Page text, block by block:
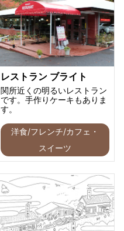
レストラン ブライト
関所近くの明るいレストラン
です。手作りケーキもありま
す。
洋食/フレンチ/カフェ・
スイーツ